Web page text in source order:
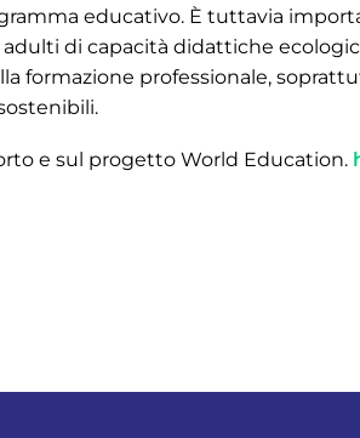
educativo. È tuttavia
di capacità didattiche
formazione professionale,
e sul progetto World Education.